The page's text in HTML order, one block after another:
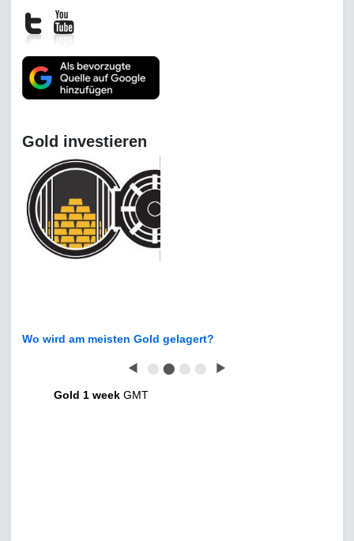
Gold investieren
Wo wird am meisten Gold gelagert?
◀ ⬤ ⬤ ⬤ ⬤ ▶
Gold 1 week GMT